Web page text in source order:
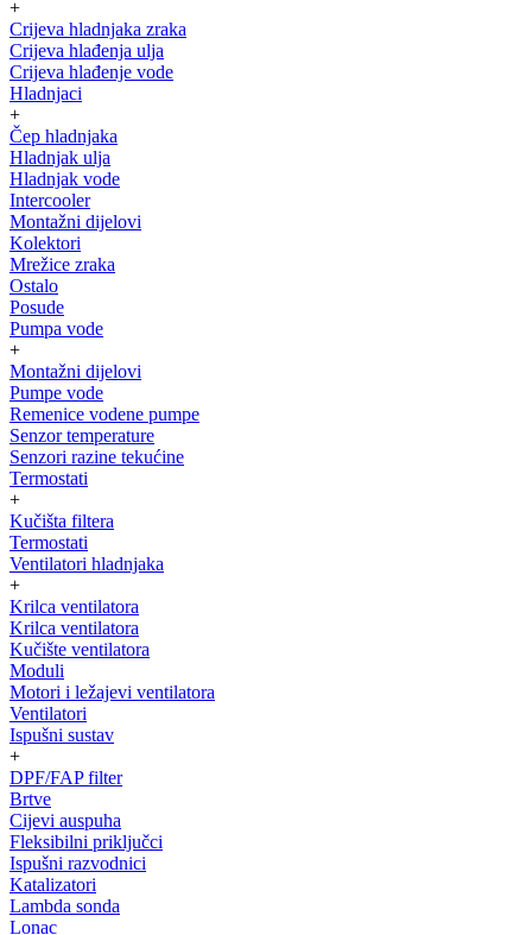
+
Crijeva hladnjaka zraka
Crijeva hlađenja ulja
Crijeva hlađenje vode
Hladnjaci
+
Čep hladnjaka
Hladnjak ulja
Hladnjak vode
Intercooler
Montažni dijelovi
Kolektori
Mrežice zraka
Ostalo
Posude
Pumpa vode
+
Montažni dijelovi
Pumpe vode
Remenice vodene pumpe
Senzor temperature
Senzori razine tekućine
Termostati
+
Kučišta filtera
Termostati
Ventilatori hladnjaka
+
Krilca ventilatora
Krilca ventilatora
Kučište ventilatora
Moduli
Motori i ležajevi ventilatora
Ventilatori
Ispušni sustav
+
DPF/FAP filter
Brtve
Cijevi auspuha
Fleksibilni priključci
Ispušni razvodnici
Katalizatori
Lambda sonda
Lonac